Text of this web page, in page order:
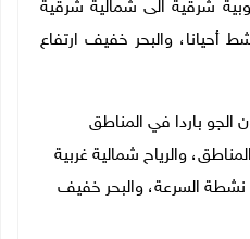
شرقية الى شمالية شرقية
أحيانا، والبحر خفيف ارتفاع
الجو باردا في المناطق
والرياح شمالية غربية
نشطة السرعة، والبحر خفيف